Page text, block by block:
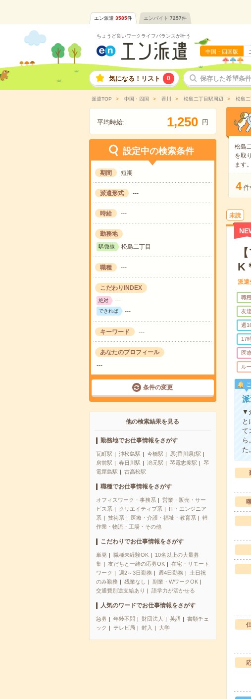
エン派遣 3585件 エンバイト 7257件
ちょうど良いワークライフバランスが叶う
中国・四国版
気になる！リスト 0 保存した希望条件
派遣TOP 中国・四国 香川 松島二丁目駅周辺 松島
平均時給: 1,250 円
設定中の検索条件
期間 短期
派遣形式 ---
時給 ---
勤務地
駅/路線 松島二丁目
職種 ---
こだわりINDEX
絶対 ---
できれば ---
キーワード ---
あなたのプロフィール
---
条件の変更
他の検索結果を見る
勤務地でお仕事情報をさがす
瓦町駅 沖松島駅 今橋駅
原(香川県)駅
房前駅
春日川駅 潟元駅 琴電志度駅
琴
電屋島駅
古高松駅
職種でお仕事情報をさがす
オフィスワーク・事務系
営業・販売・サー
ビス系
クリエイティブ系
IT・エンジニア
系
技術系 医療・介護・福祉・教育系
軽
作業・物流・工場・その他
こだわりでお仕事情報をさがす
単発 職種未経験OK
10名以上の大量募
集
友だちと一緒の応募OK
在宅・リモート
ワーク
週2～3日勤務 週4日勤務
土日祝
のみ勤務
残業なし
副業・WワークOK
交通費別途支給あり
語学力が活かせる
人気のワードでお仕事情報をさがす
急募 年齢不問 財団法人 英語
書類チェ
ック
テレビ局 封入 大学
松島
を取
ます。
4 件
未読
K
派遣
職
友
週
17
医
ル
▼
と
て
ら
た